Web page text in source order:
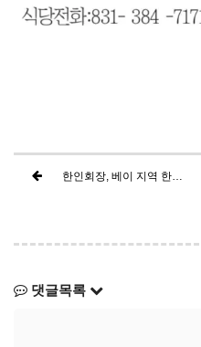
한인회장, 베이 지역 한인 간담회 참석 (2026년 1월 8일)
댓글목록